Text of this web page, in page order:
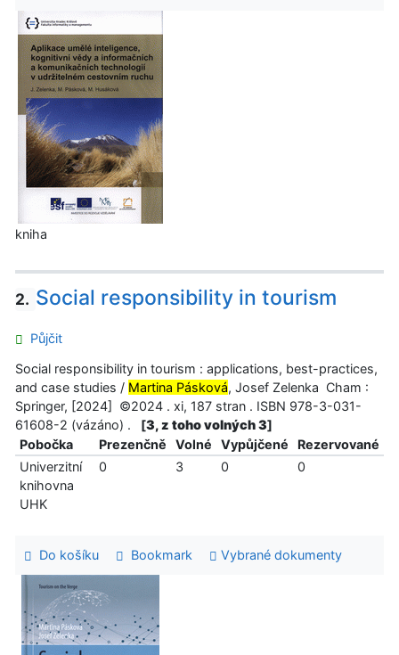
kniha
2. Social responsibility in tourism
Půjčit
Social responsibility in tourism : applications, best-practices,
and case studies / Martina Pásková, Josef Zelenka Cham :
Springer, [2024] ©2024 . xi, 187 stran . ISBN 978-3-031-
61608-2 (vázáno) .
[3, z toho volných 3]
Pobočka
Prezenčně Volné Vypůjčené
Rezervované
Univerzitní
knihovna
UHK
0 3 0 0
Do košíku Bookmark Vybrané dokumenty